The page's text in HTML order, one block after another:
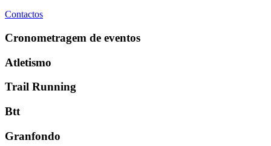
Contactos
Cronometragem de eventos
Atletismo
Trail Running
Btt
Granfondo